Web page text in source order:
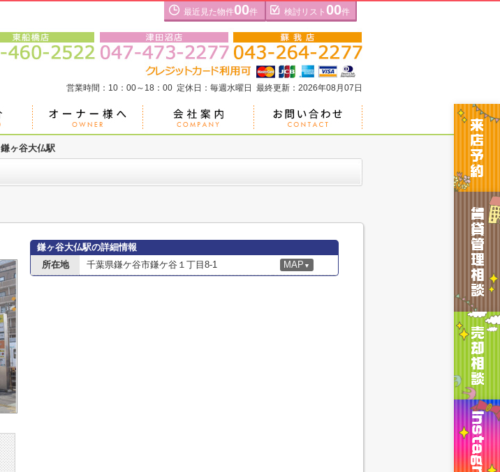
最近見た物件00件 検討リスト 00件
営業時間：10：00～18：00 定休日：毎週水曜日 最終更新：2026年08月07日
鎌ヶ谷大仏駅
鎌ヶ谷大仏駅の詳細情報
所在地
千葉県鎌ケ谷市鎌ケ谷１丁目8-1 MAP ▼